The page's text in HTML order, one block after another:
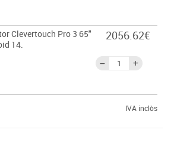
Clevertouch Pro 3 65"
14.
2056.62€
IVA inclòs